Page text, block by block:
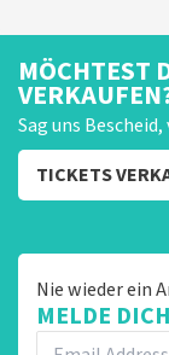
MÖCHTEST
Sag uns
TICKETS
Nie wieder ein
MELDE